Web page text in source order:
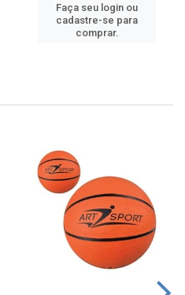
Faça seu login ou
cadastre-se para
comprar.